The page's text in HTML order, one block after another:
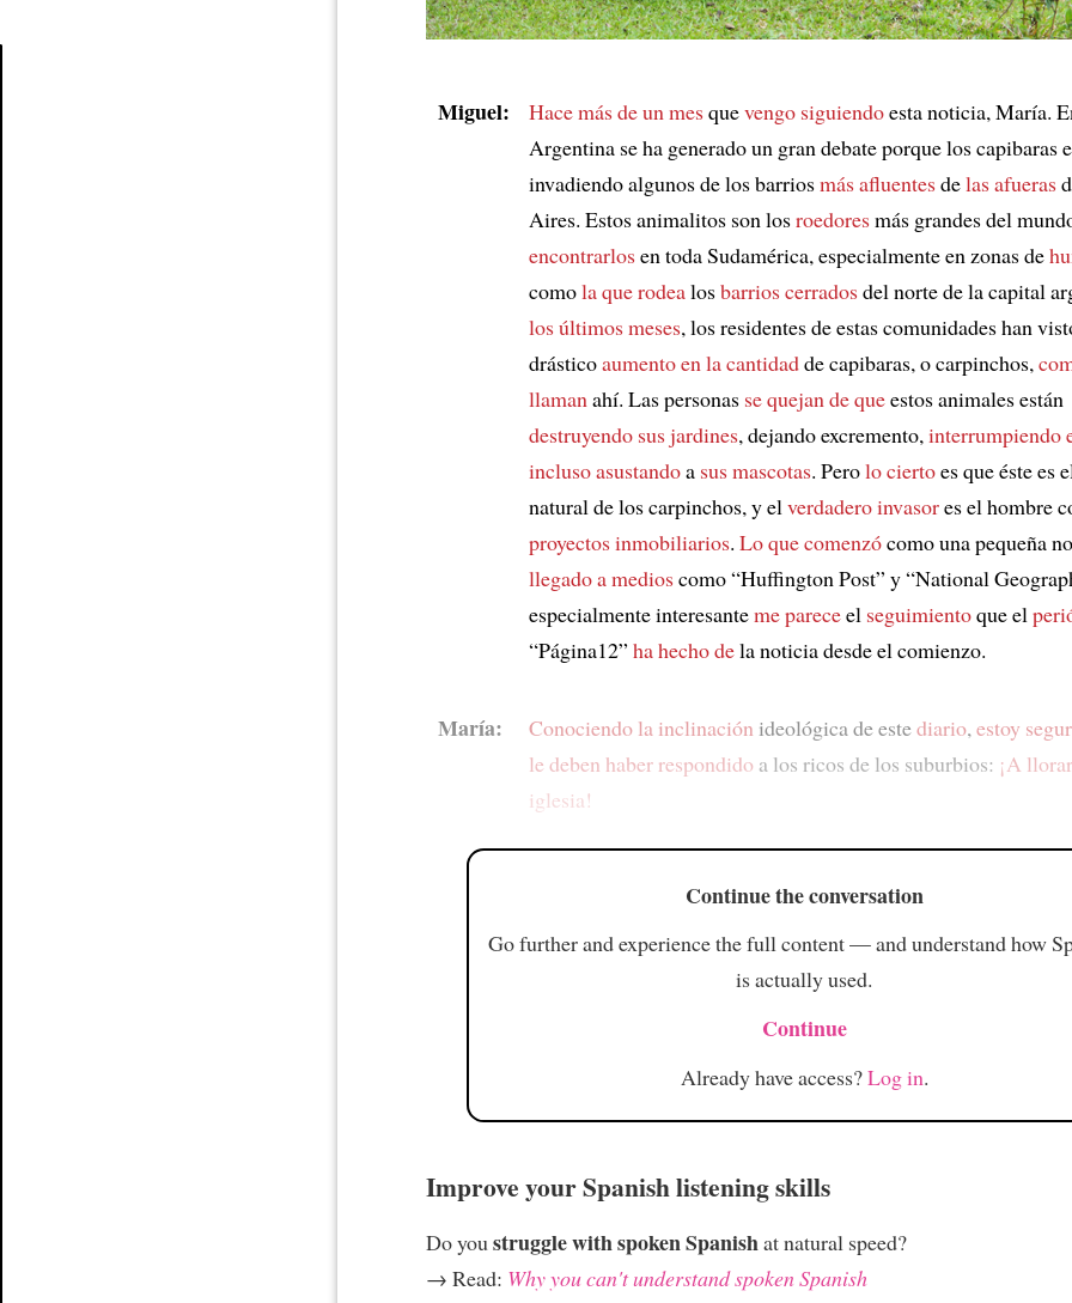
Miguel: Hace más de un mesquevengo siguiendoesta noticia, María.
Argentina se ha generado un gran debate porque los capibaras
invadiendo algunos de los barriosmás afluentesdelas afueras
Aires. Estos animalitos son losroedoresmás grandes del
encontrarlosen toda Sudamérica, especialmente en zonas de
comola que rodealosbarrios cerradosdel norte de la capital
los últimos meses, los residentes de estas comunidades han
drásticoaumento en la cantidadde capibaras, o carpinchos,
llamanahí. Las personas se quejan de queestos animales están
destruyendo sus jardines, dejando excremento,interrumpiendo
incluso asustandoa sus mascotas. Perolo ciertoes que éste es
natural de los carpinchos, y elverdadero invasores el hombre
proyectos inmobiliarios. Lo que comenzócomo una pequeña
llegado a medioscomo “Huffington Post” y “National
especialmente interesanteme pareceel seguimientoque el
“Página12” ha hecho dela noticia desde el comienzo.
María: Conociendo la inclinación ideológica de estediario,estoy
le deben haber respondido a los ricos de los suburbios: ¡A
iglesia!
Continue the conversation
Go further and experience the full content — and understand how
is actually used.
Continue
Already have access?Log in.
Improve your Spanish listening skills
Do youstruggle with spoken Spanishat natural speed?
→ Read: Why you can't understand spoken Spanish